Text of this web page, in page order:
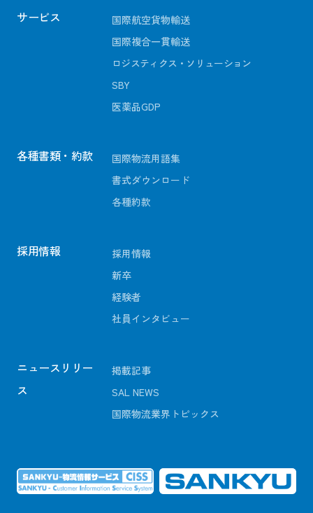
サービス
国際航空貨物輸送
国際複合一貫輸送
ロジスティクス・ソリューション
SBY
医薬品GDP
各種書類・約款
国際物流用語集
書式ダウンロード
各種約款
採用情報
採用情報
新卒
経験者
社員インタビュー
ニュースリリー
ス
掲載記事
SAL NEWS
国際物流業界トピックス